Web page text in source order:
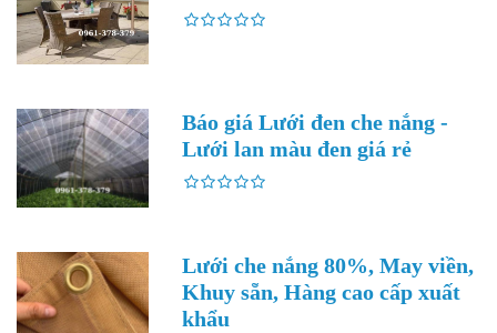
Báo giá Lưới đen che nắng -
Lưới lan màu đen giá rẻ
Lưới che nắng 80%, May viền,
Khuy sẵn, Hàng cao cấp xuất
khẩu